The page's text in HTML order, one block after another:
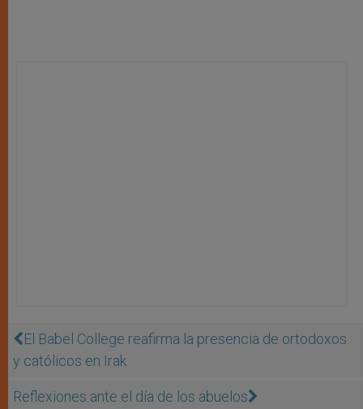
El Babel College reafirma la presencia de ortodoxos
y católicos en Irak
Reflexiones ante el día de los abuelos